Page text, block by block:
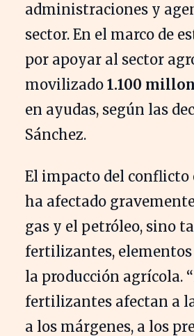
administraciones y
sector. En el marco de
por apoyar al sector
movilizado 1.100
en ayudas, según las
Sánchez.
El impacto del conflicto
ha afectado
gas y el petróleo, sino
fertilizantes,
la producción agrícola.
fertilizantes afectan a
a los márgenes, a los